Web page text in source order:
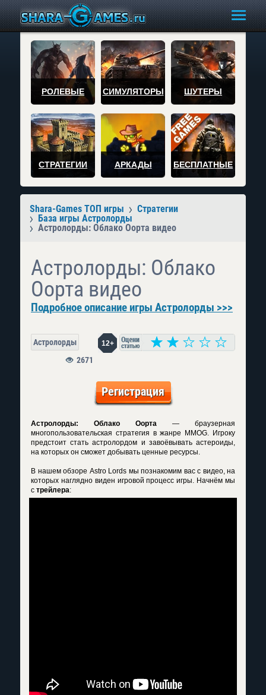
РОЛЕВЫЕ СИМУЛЯТОРЫ ШУТЕРЫ
СТРАТЕГИИ АРКАДЫ БЕСПЛАТНЫЕ
Shara-Games ТОП игры
Стратегии
База игры Астролорды
Астролорды: Облако Оорта видео
Астролорды: Облако
Оорта видео
Подробное описание игры Астролорды >>>
Астролорды 12+
2671
Регистрация
Астролорды: Облако Оорта — браузерная
многопользовательская стратегия в жанре MMOG. Игроку
предстоит стать астролордом и завоёвывать астероиды,
на которых он сможет добывать ценные ресурсы.
В нашем обзоре Astro Lords мы познакомим вас с видео, на
которых наглядно виден игровой процесс игры. Начнём мы
с трейлера: